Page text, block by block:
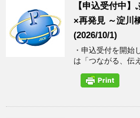
【申込受付中
×再発見 ～淀川
(2026/10/1)
・申込受付を開
は「つながる、伝